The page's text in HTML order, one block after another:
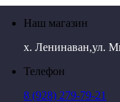
Наш магазин
х. Ленинаван,ул.
Телефон
8 (928) 279-79-21